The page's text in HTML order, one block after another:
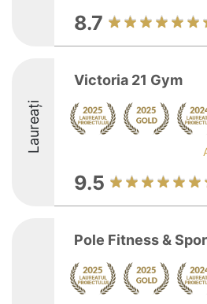
8.7
Laureați
Victoria 21 Gym
9.5
Pole Fitness &